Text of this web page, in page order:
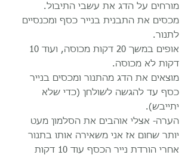
מורחים על הדג את עשבי התיבול.
מכסים את התבנית בנייר כסף ומכנסיים
לתנור.
אופים במשך 20 דקות מכוסה, ועוד 10
דקות לא מכוסה.
מוצאים את הדג מהתנור ומכסים בנייר
כסף עד להגשה לשולחן (כדי שלא
יתייבש).
הערה- אצלי אוהבים את הסלמון מעט
יותר שחום אז אני משאירה אותו בתנור
אחרי הורדת נייר הכסף עוד 10 דקות